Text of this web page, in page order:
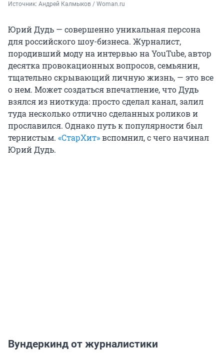
Источник: Андрей Калмыков / Woman.ru
Юрий Дудь — совершенно уникальная персона
для российского шоу-бизнеса. Журналист,
породивший моду на интервью на YouTube, автор
десятка провокационных вопросов, семьянин,
тщательно скрывающий личную жизнь, — это все
о нем. Может создаться впечатление, что Дудь
взялся из ниоткуда: просто сделал канал, залил
туда несколько отлично сделанных роликов и
прославился. Однако путь к популярности был
тернистым. «СтарХит»вспомнил, с чего начинал
Юрий Дудь.
Вундеркинд от журналистики